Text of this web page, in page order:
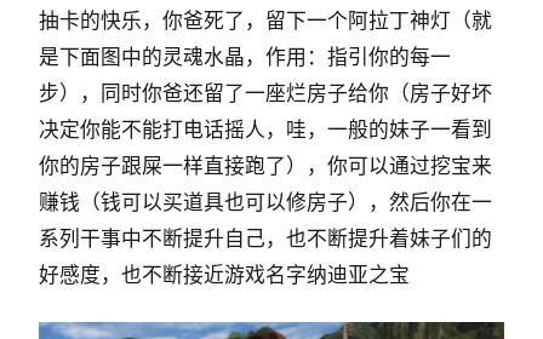
抽卡的快乐，你爸死了，留下一个阿拉丁神灯（就
是下面图中的灵魂水晶，作用：指引你的每一
步），同时你爸还留了一座烂房子给你（房子好坏
决定你能不能打电话摇人，哇，一般的妹子一看到
你的房子跟屎一样直接跑了），你可以通过挖宝来
赚钱（钱可以买道具也可以修房子），然后你在一
系列干事中不断提升自己，也不断提升着妹子们的
好感度，也不断接近游戏名字纳迪亚之宝